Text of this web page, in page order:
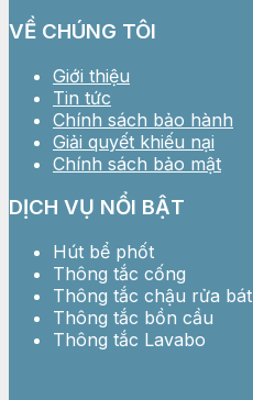
VỀ CHÚNG TÔI
Giới thiệu
Tin tức
Chính sách bảo hành
Giải quyết khiếu nại
Chính sách bảo mật
DỊCH VỤ NỔI BẬT
Hút bể phốt
Thông tắc cống
Thông tắc chậu rửa bát
Thông tắc bồn cầu
Thông tắc Lavabo